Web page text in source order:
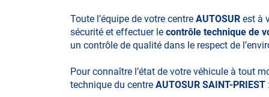
Toute l’équipe de votre centre AUTOSUR est à
sécurité et effectuer le contrôle technique de
un contrôle de qualité dans le respect de
Pour connaître l’état de votre véhicule à tout
technique du centre AUTOSUR SAINT-PRIEST :